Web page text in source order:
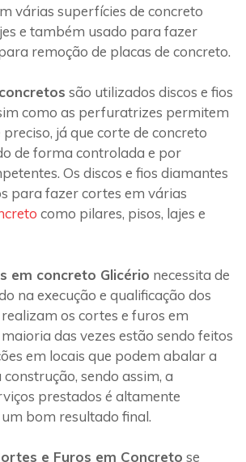
várias superfícies de concreto
e também usado para fazer
remoção de placas de concreto.
são utilizados discos e fios
como as perfuratrizes permitem
já que corte de concreto
de forma controlada e por
Os discos e fios diamantes
para fazer cortes em várias
como pilares, pisos, lajes e
em concreto Glicério necessita de
na execução e qualificação dos
os cortes e furos em
das vezes estão sendo feitos
em locais que podem abalar a
sendo assim, a
prestados é altamente
bom resultado final.
e Furos em Concreto se